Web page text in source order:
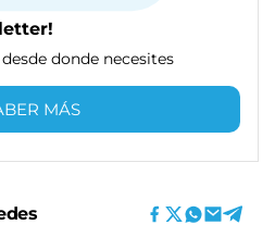
donde necesites
MÁS